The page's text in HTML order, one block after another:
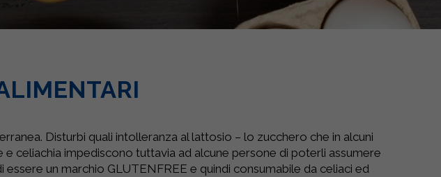
Disturbi quali intolleranza al lattosio – lo zucchero che in alcuni
e celiachia impediscono tuttavia ad alcune persone di poterli assumere
un marchio GLUTENFREE e quindi consumabile da celiaci ed